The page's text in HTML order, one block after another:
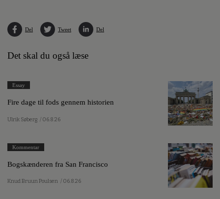
Del Tweet Del
Det skal du også læse
Essay
Fire dage til fods gennem historien
Ulrik Søberg / 06.8.26
Kommentar
Bogskænderen fra San Francisco
Knud Bruun Poulsen / 06.8.26